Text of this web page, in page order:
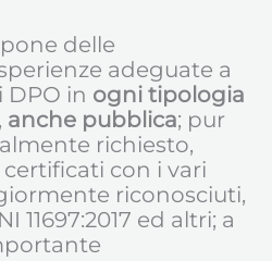
delle
adeguate a
DPO in ogni tipologia
, anche pubblica; pur
richiesto,
con i vari
riconosciuti,
11697:2017 ed altri; a